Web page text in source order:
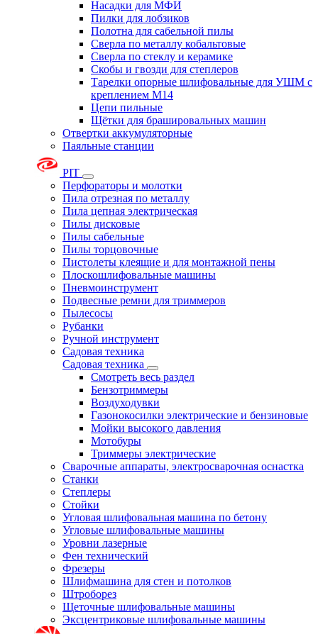
Насадки для МФИ
Пилки для лобзиков
Полотна для сабельной пилы
Сверла по металлу кобальтовые
Сверла по стеклу и керамике
Скобы и гвозди для степлеров
Тарелки опорные шлифовальные для УШМ с
креплением М14
Цепи пильные
Щётки для брашировальных машин
Отвертки аккумуляторные
Паяльные станции
PIT
Перфораторы и молотки
Пила отрезная по металлу
Пила цепная электрическая
Пилы дисковые
Пилы сабельные
Пилы торцовочные
Пистолеты клеящие и для монтажной пены
Плоскошлифовальные машины
Пневмоинструмент
Подвесные ремни для триммеров
Пылесосы
Рубанки
Ручной инструмент
Садовая техника
Садовая техника
Смотреть весь раздел
Бензотриммеры
Воздуходувки
Газонокосилки электрические и бензиновые
Мойки высокого давления
Мотобуры
Триммеры электрические
Сварочные аппараты, электросварочная оснастка
Станки
Степлеры
Стойки
Угловая шлифовальная машина по бетону
Угловые шлифовальные машины
Уровни лазерные
Фен технический
Фрезеры
Шлифмашина для стен и потолков
Штроборез
Щеточные шлифовальные машины
Эксцентриковые шлифовальные машины